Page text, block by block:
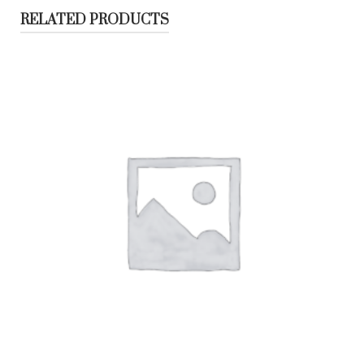
RELATED PRODUCTS